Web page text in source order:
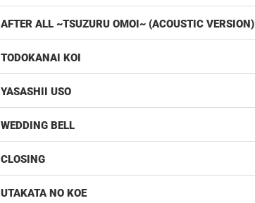
AFTER ALL ~TSUZURU OMOI~ (ACOUSTIC VERSION)
TODOKANAI KOI
YASASHII USO
WEDDING BELL
CLOSING
UTAKATA NO KOE